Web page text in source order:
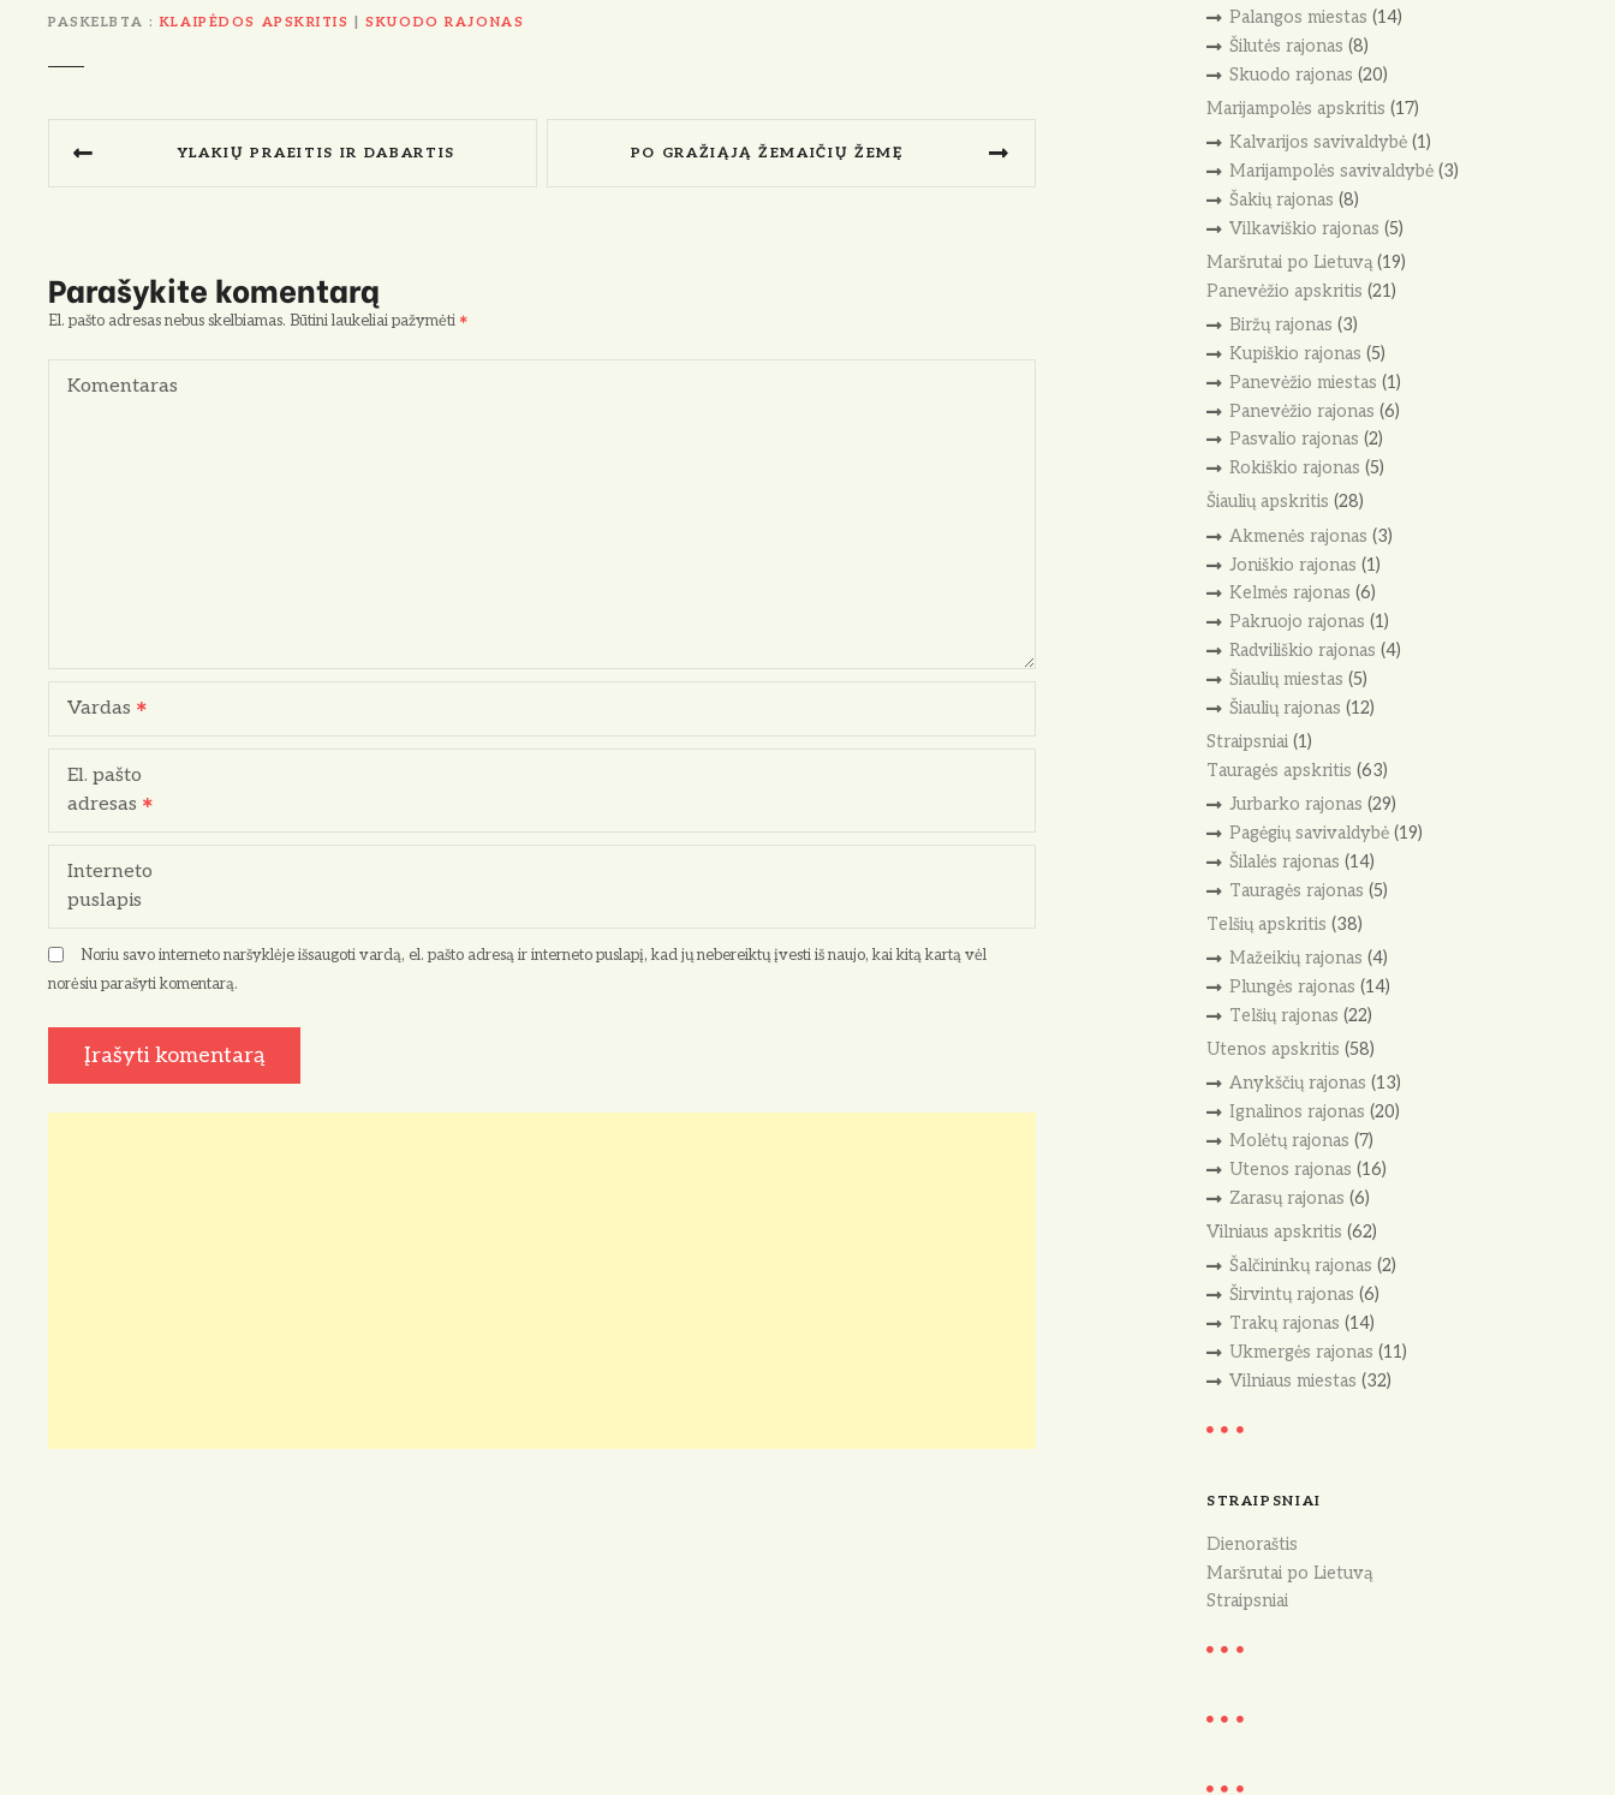
PASKELBTA KLAIPĖDOS APSKRITIS |SKUODO RAJONAS
N
i
g
a
p
a
š
ų
YLAKIŲ PRAEITIS IR DABARTIS PO GRAŽIĄJĄ ŽEMAIČIŲ ŽEMĘ
Parašykite komentarą
El. pašto adresas nebus skelbiamas. Būtini laukeliai pažymėti
Komentaras
Vardas
El. pašto
adresas
Interneto
puslapis
Noriu savo interneto naršyklėje išsaugoti vardą, el. pašto adresą ir interneto puslapį, kad jų nebereiktų įvesti iš naujo, kai kitą kartą vėl
norėsiu parašyti komentarą.
Palangos miestas (14)
Šilutės rajonas (8)
Skuodo rajonas (20)
Marijampolės apskritis (17)
Kalvarijos savivaldybė(1)
Marijampolės savivaldybė(3)
Šakių rajonas (8)
Vilkaviškio rajonas (5)
Maršrutai po Lietuvą(19)
Panevėžio apskritis (21)
Biržų rajonas (3)
Kupiškio rajonas (5)
Panevėžio miestas (1)
Panevėžio rajonas (6)
Pasvalio rajonas (2)
Rokiškio rajonas (5)
Šiaulių apskritis (28)
Akmenės rajonas (3)
Joniškio rajonas (1)
Kelmės rajonas (6)
Pakruojo rajonas (1)
Radviliškio rajonas (4)
Šiaulių miestas (5)
Šiaulių rajonas (12)
Straipsniai (1)
Tauragės apskritis (63)
Jurbarko rajonas (29)
Pagėgių savivaldybė(19)
Šilalės rajonas (14)
Tauragės rajonas (5)
Telšių apskritis (38)
Mažeikių rajonas (4)
Plungės rajonas (14)
Telšių rajonas (22)
Utenos apskritis (58)
Anykščių rajonas (13)
Ignalinos rajonas (20)
Molėtų rajonas (7)
Utenos rajonas (16)
Zarasų rajonas (6)
Vilniaus apskritis (62)
Šalčininkų rajonas (2)
Širvintų rajonas (6)
Trakų rajonas (14)
Ukmergės rajonas (11)
Vilniaus miestas (32)
STRAIPSNIAI
Dienoraštis
Maršrutai po Lietuvą
Straipsniai